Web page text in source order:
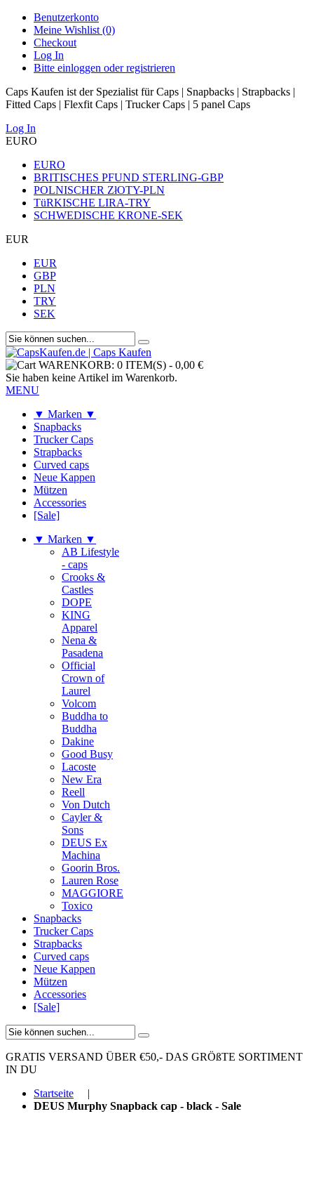
Benutzerkonto
Meine Wishlist (0)
Checkout
Log In
Bitte einloggen oder registrieren
Caps Kaufen ist der Spezialist für Caps | Snapbacks | Strapbacks |
Fitted Caps | Flexfit Caps | Trucker Caps | 5 panel Caps
Log In
EURO
EURO
BRITISCHES PFUND STERLING-GBP
POLNISCHER ZłOTY-PLN
TüRKISCHE LIRA-TRY
SCHWEDISCHE KRONE-SEK
EUR
EUR
GBP
PLN
TRY
SEK
WARENKORB: 0 ITEM(S) - 0,00 €
Sie haben keine Artikel im Warenkorb.
MENU
▼ Marken ▼
Snapbacks
Trucker Caps
Strapbacks
Curved caps
Neue Kappen
Mützen
Accessories
[Sale]
▼ Marken ▼
AB Lifestyle
- caps
Crooks &
Castles
DOPE
KING
Apparel
Nena &
Pasadena
Official
Crown of
Laurel
Volcom
Buddha to
Buddha
Dakine
Good Busy
Lacoste
New Era
Reell
Von Dutch
Cayler &
Sons
DEUS Ex
Machina
Goorin Bros.
Lauren Rose
MAGGIORE
Toxico
Snapbacks
Trucker Caps
Strapbacks
Curved caps
Neue Kappen
Mützen
Accessories
[Sale]
GRATIS VERSAND ÜBER €50,- DAS GRÖßTE SORTIMENT
IN DU
Startseite
|
DEUS Murphy Snapback cap - black - Sale